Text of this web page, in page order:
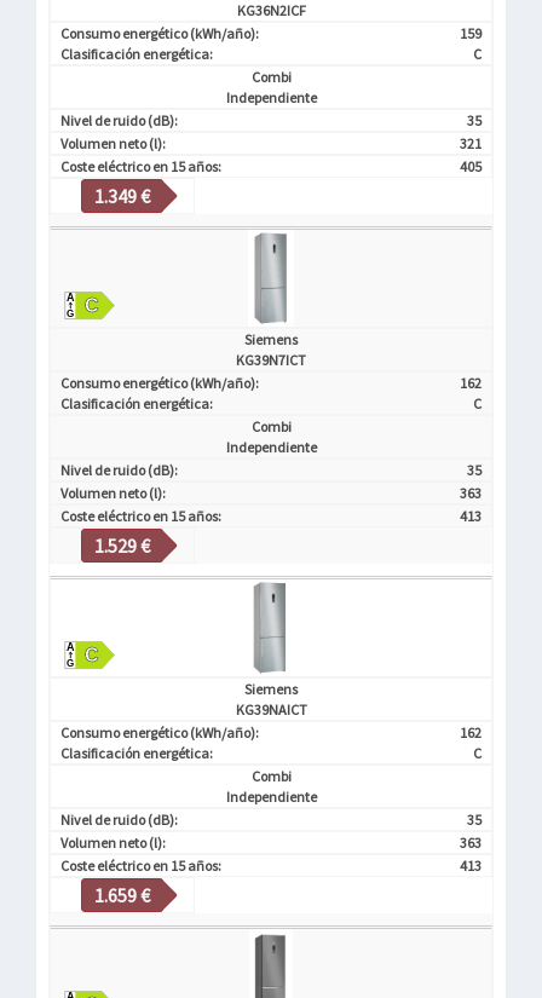
KG36N2ICF
Consumo energético (kWh/año):
159
Clasificación energética:
C
Combi
Independiente
Nivel de ruido (dB):
35
Volumen neto (l):
321
Coste eléctrico en 15 años:
405
1.349 €
Siemens
KG39N7ICT
Consumo energético (kWh/año):
162
Clasificación energética:
C
Combi
Independiente
Nivel de ruido (dB):
35
Volumen neto (l):
363
Coste eléctrico en 15 años:
413
1.529 €
Siemens
KG39NAICT
Consumo energético (kWh/año):
162
Clasificación energética:
C
Combi
Independiente
Nivel de ruido (dB):
35
Volumen neto (l):
363
Coste eléctrico en 15 años:
413
1.659 €